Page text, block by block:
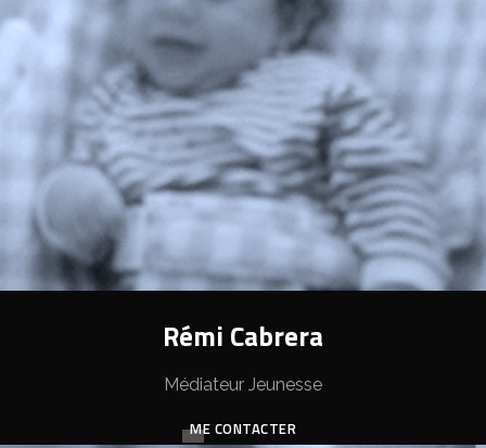
Rémi Cabrera
Médiateur Jeunesse
ME CONTACTER